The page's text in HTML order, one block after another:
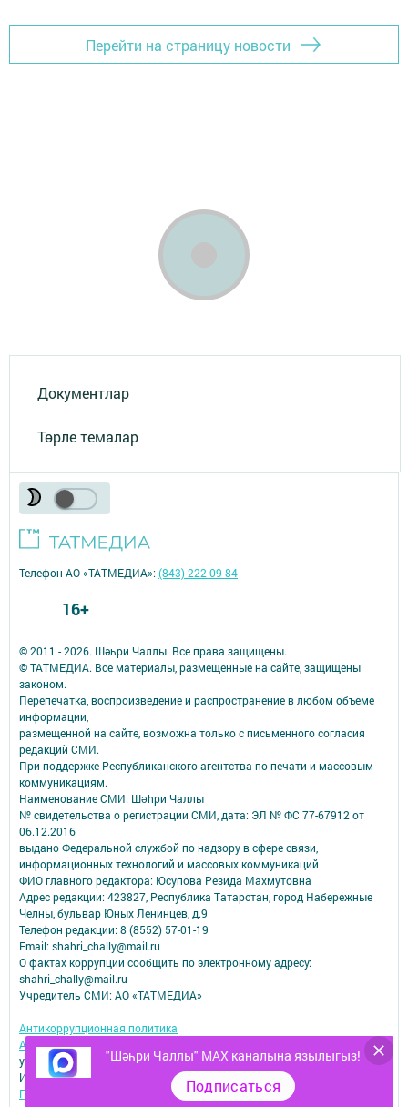
Перейти на страницу новости
Документлар
Төрле темалар
"Шәһри Чаллы" MAX каналына язылыгыз!
Подписаться
© 2011 - 2026. Шәһри Чаллы. Все права защищены.
© ТАТМЕДИА. Все материалы, размещенные на сайте, защищены
законом.
Перепечатка, воспроизведение и распространение в любом объеме
информации,
размещенной на сайте, возможна только с письменного согласия
редакций СМИ.
При поддержке Республиканского агентства по печати и массовым
коммуникациям.
Наименование СМИ: Шəhри Чаллы
№ свидетельства о регистрации СМИ, дата: ЭЛ № ФС 77-67912 от
06.12.2016
выдано Федеральной службой по надзору в сфере связи,
информационных технологий и массовых коммуникаций
ФИО главного редактора: Юсупова Резида Махмутовна
Адрес редакции: 423827, Республика Татарстан, город Набережные
Челны, бульвар Юных Ленинцев, д.9
Телефон редакции: 8 (8552) 57-01-19
Email: shahri_chally@mail.ru
О фактах коррупции сообщить по электронному адресу:
shahri_chally@mail.ru
Учредитель СМИ: АО «ТАТМЕДИА»
Антикоррупционная политика
АО «ТАТМЕДИА» использует «cookie»
для персонализации сервисов и
удобства пользователей сайтом.
Использование «cookie» можно отменить в настройках браузера.
Политика конфиденциальности
Телефон АО «ТАТМЕДИА»:(843) 222 09 84
16+